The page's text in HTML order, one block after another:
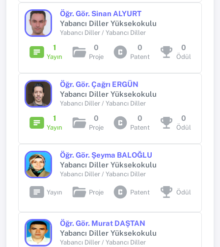
Öğr. Gör. Sinan ALYURT
Yabancı Diller Yüksekokulu
Yabancı Diller / Yabancı Diller
1
Yayın
0
Proje
0
Patent
0
Ödül
Öğr. Gör. Çağrı ERGÜN
Yabancı Diller Yüksekokulu
Yabancı Diller / Yabancı Diller
1
Yayın
0
Proje
0
Patent
0
Ödül
Öğr. Gör. Şeyma BALOĞLU
Yabancı Diller Yüksekokulu
Yabancı Diller / Yabancı Diller
Yayın Proje Patent Ödül
Öğr. Gör. Murat DAŞTAN
Yabancı Diller Yüksekokulu
Yabancı Diller / Yabancı Diller